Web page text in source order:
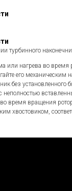
турбинного
нагрева во время
его механическим
без
неполностью
время вращения
хвостовиком,